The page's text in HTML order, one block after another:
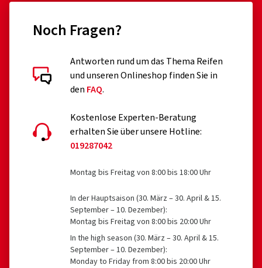
Noch Fragen?
Antworten rund um das Thema Reifen
und unseren Onlineshop finden Sie in
den FAQ.
Kostenlose Experten-Beratung
erhalten Sie über unsere Hotline:
019287042
Montag bis Freitag von 8:00 bis 18:00 Uhr
In der Hauptsaison (30. März – 30. April & 15.
September – 10. Dezember):
Montag bis Freitag von 8:00 bis 20:00 Uhr
In the high season (30. März – 30. April & 15.
September – 10. Dezember):
Monday to Friday from 8:00 bis 20:00 Uhr